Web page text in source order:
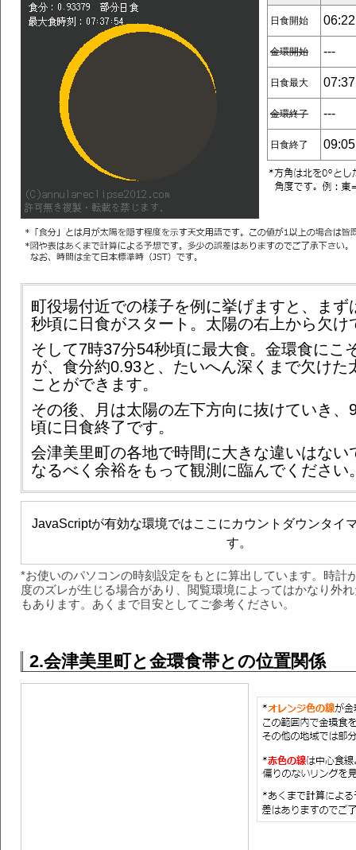
日食開始
金環開始 ---
日食最大
金環終了 ---
日食終了
町役場付近での様子を例に挙げますと、まず
秒頃に日食がスタート。太陽の右上から欠け
そして7時37分54秒頃に最大食。金環食にこ
が、食分約0.93と、たいへん深くまで欠けた
ことができます。
その後、月は太陽の左下方向に抜けていき、
頃に日食終了です。
会津美里町の各地で時間に大きな違いはない
なるべく余裕をもって観測に臨んでください
JavaScriptが有効な環境ではここにカウントダウンタイ
す。
*お使いのパソコンの時刻設定をもとに算出しています。時計
度のズレが生じる場合があり、閲覧環境によってはかなり外
もあります。あくまで目安としてご参考ください。
2.会津美里町と金環食帯との位置関係